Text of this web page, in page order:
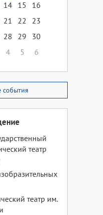
14 15
16
21 22
23
28 29
30
4 5 6
театр
театр им.